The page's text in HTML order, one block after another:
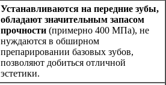
Устанавливаются на передние зубы,
обладают значительным запасом
прочности (примерно 400 МПа), не
нуждаются в обширном
препарировании базовых зубов,
позволяют добиться отличной
эстетики.